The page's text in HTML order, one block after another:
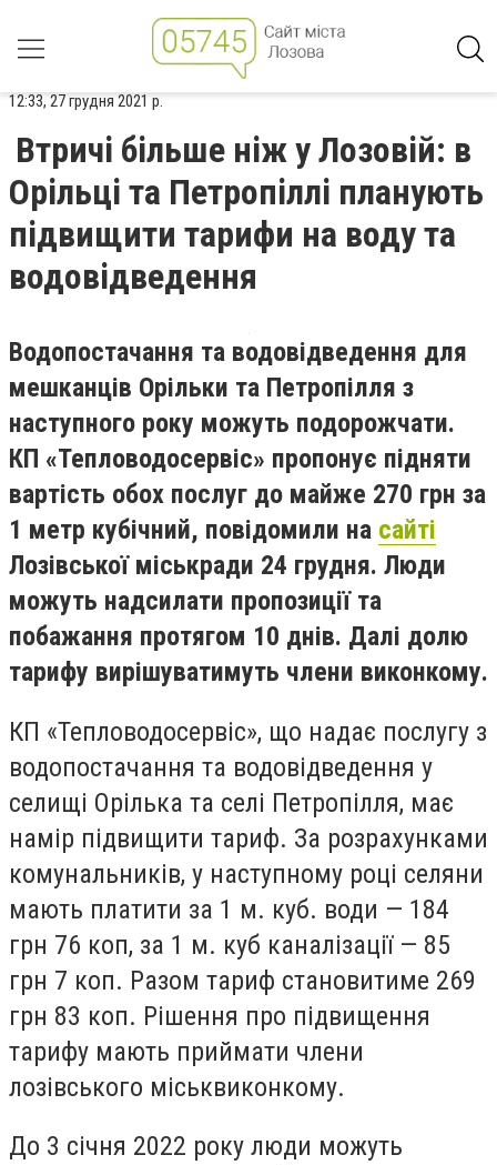
12:33, 27 грудня 2021 р.
Втричі більше ніж у Лозовій: в
Орільці та Петропіллі планують
підвищити тарифи на воду та
водовідведення
Водопостачання та водовідведення для
мешканців Орільки та Петропілля з
наступного року можуть подорожчати.
КП «Тепловодосервіс» пропонує підняти
вартість обох послуг до майже 270 грн за
1 метр кубічний, повідомили на сайті
Лозівської міськради 24 грудня. Люди
можуть надсилати пропозиції та
побажання протягом 10 днів. Далі долю
тарифу вирішуватимуть члени виконкому.
КП «Тепловодосервіс», що надає послугу з
водопостачання та водовідведення у
селищі Орілька та селі Петропілля, має
намір підвищити тариф. За розрахунками
комунальників, у наступному році селяни
мають платити за 1 м. куб. води — 184
грн 76 коп, за 1 м. куб каналізації — 85
грн 7 коп. Разом тариф становитиме 269
грн 83 коп. Рішення про підвищення
тарифу мають приймати члени
лозівського міськвиконкому.
До 3 січня 2022 року люди можуть